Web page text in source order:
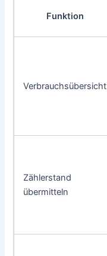
Funktion
Verbrauchsübersicht
Zählerstand
übermitteln